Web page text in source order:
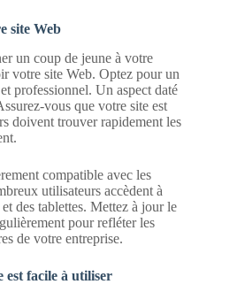
site Web
un coup de jeune à votre
votre site Web. Optez pour un
professionnel. Un aspect daté
vous que votre site est
doivent trouver rapidement les
compatible avec les
utilisateurs accèdent à
des tablettes. Mettez à jour le
pour refléter les
de votre entreprise.
est facile à utiliser